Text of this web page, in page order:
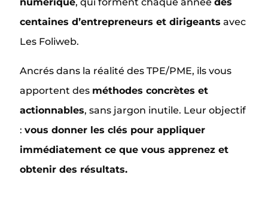
centaines d’entrepreneurs et dirigeants avec
Les Foliweb.
Ancrés dans la réalité des TPE/PME, ils vous
apportent des méthodes concrètes et
actionnables, sans jargon inutile. Leur objectif
: vous donner les clés pour appliquer
immédiatement ce que vous apprenez et
obtenir des résultats.